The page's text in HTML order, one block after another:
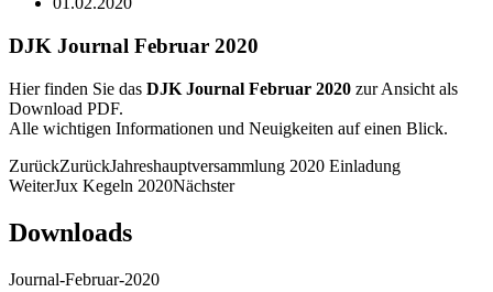
DJK Journal Februar 2020
Hier finden Sie das DJK Journal Februar 2020 zur Ansicht als
Download PDF.
Alle wichtigen Informationen und Neuigkeiten auf einen Blick.
ZurückZurückJahreshauptversammlung 2020 Einladung
WeiterJux Kegeln 2020Nächster
Downloads
Journal-Februar-2020